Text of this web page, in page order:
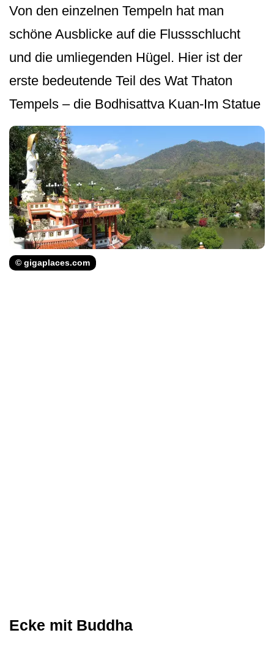
Von den einzelnen Tempeln hat man
schöne Ausblicke auf die Flussschlucht
und die umliegenden Hügel. Hier ist der
erste bedeutende Teil des Wat Thaton
Tempels – die Bodhisattva Kuan-Im Statue
© gigaplaces.com
Ecke mit Buddha